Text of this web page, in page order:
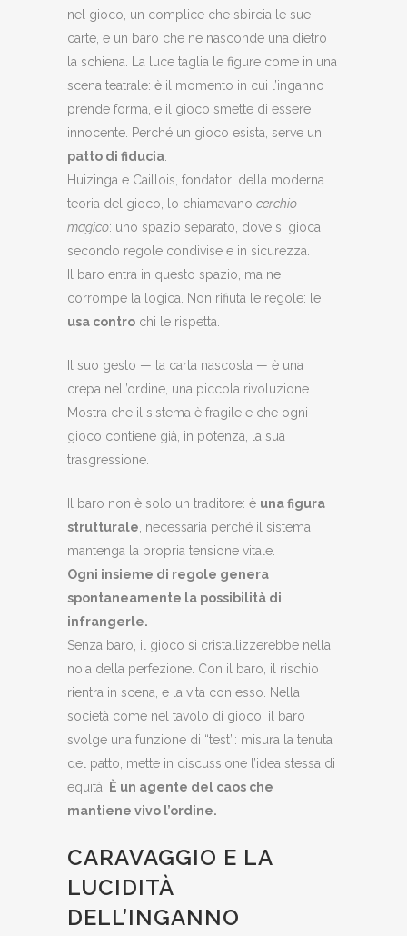
nel gioco, un complice che sbircia le sue
carte, e un baro che ne nasconde una dietro
la schiena. La luce taglia le figure come in una
scena teatrale: è il momento in cui l’inganno
prende forma, e il gioco smette di essere
innocente. Perché un gioco esista, serve un
patto di fiducia
Huizinga e Caillois, fondatori della moderna
teoria del gioco, lo chiamavano cerchio
magico: uno spazio separato, dove si gioca
secondo regole condivise e in sicurezza.
Il baro entra in questo spazio, ma ne
corrompe la logica. Non rifiuta le regole: le
usa contro chi le rispetta.
Il suo gesto — la carta nascosta — è una
crepa nell’ordine, una piccola rivoluzione.
Mostra che il sistema è fragile e che ogni
gioco contiene già, in potenza, la sua
trasgressione.
Il baro non è solo un traditore: è una figura
strutturale , necessaria perché il sistema
mantenga la propria tensione vitale.
Ogni insieme di regole genera
spontaneamente la possibilità di
infrangerle.
Senza baro, il gioco si cristallizzerebbe nella
noia della perfezione. Con il baro, il rischio
rientra in scena, e la vita con esso. Nella
società come nel tavolo di gioco, il baro
svolge una funzione di “test”: misura la tenuta
del patto, mette in discussione l’idea stessa di
equità.
È un agente del caos che
mantiene vivo l’ordine.
CARAVAGGIO E LA
LUCIDITÀ
DELL’INGANNO